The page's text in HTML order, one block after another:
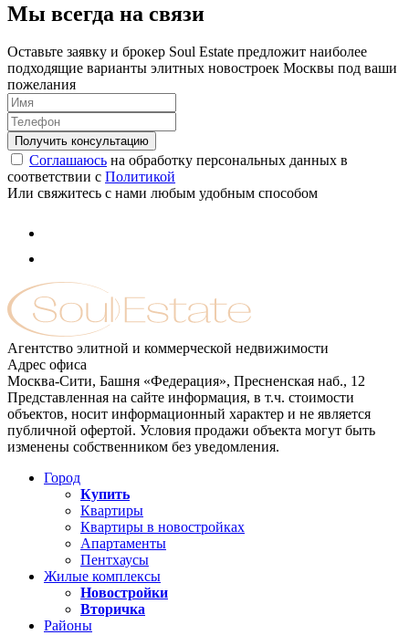
Мы всегда на связи
Оставьте заявку и брокер Soul Estate предложит наиболее
подходящие варианты элитных новостроек Москвы под ваши
пожелания
Соглашаюсь на обработку персональных данных в
соответствии с Политикой
Или свяжитесь с нами любым удобным способом
Агентство элитной и коммерческой недвижимости
Адрес офиса
Москва-Сити, Башня «Федерация», Пресненская наб., 12
Представленная на сайте информация, в т.ч. стоимости
объектов, носит информационный характер и не является
публичной офертой. Условия продажи объекта могут быть
изменены собственником без уведомления.
Город
Купить
Квартиры
Квартиры в новостройках
Апартаменты
Пентхаусы
Жилые комплексы
Новостройки
Вторичка
Районы